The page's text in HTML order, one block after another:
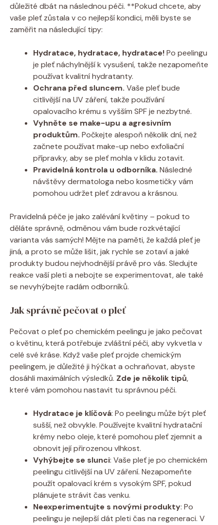
důležité dbát na následnou péči. **Pokud chcete, aby
vaše pleť zůstala v co nejlepší kondici, měli byste se
zaměřit na následující tipy:
Hydratace, hydratace, hydratace!Po peelingu
je pleť náchylnější k vysušení, takže nezapomeňte
používat kvalitní hydratanty.
Ochrana před sluncem. Vaše pleť bude
citlivější na UV záření, takže používání
opalovacího krému s vyšším SPF je nezbytné.
Vyhněte se make-upu a agresivním
produktům. Počkejte alespoň několik dní, než
začnete používat make-up nebo exfoliační
přípravky, aby se pleť mohla v klidu zotavit.
Pravidelná kontrola u odborníka. Následné
návštěvy dermatologa nebo kosmetičky vám
pomohou udržet pleť zdravou a krásnou.
Pravidelná péče je jako zalévání květiny – pokud to
děláte správně, odměnou vám bude rozkvétající
varianta vás samých! Mějte na paměti, že každá pleť je
jiná, a proto se může lišit, jak rychle se zotaví a jaké
produkty budou nejvhodnější právě pro vás. Sledujte
reakce vaší pleti a nebojte se experimentovat, ale také
se nevyhýbejte radám odborníků.
Jak správně pečovat o pleť
Pečovat o pleť po chemickém peelingu je jako pečovat
o květinu, která potřebuje zvláštní péči, aby vykvetla v
celé své kráse. Když vaše pleť projde chemickým
peelingem, je důležité ji hýčkat a ochraňovat, abyste
dosáhli maximálních výsledků. Zde je několik tipů,
které vám pomohou nastavit tu správnou péči.
Hydratace je klíčová: Po peelingu může být pleť
sušší, než obvykle. Používejte kvalitní hydratační
krémy nebo oleje, které pomohou pleť zjemnit a
obnovit její přirozenou vlhkost.
Vyhýbejte se slunci: Vaše pleť je po chemickém
peelingu citlivější na UV záření. Nezapomeňte
použít opalovací krém s vysokým SPF, pokud
plánujete strávit čas venku.
Neexperimentujte s novými produkty: Po
peelingu je nejlepší dát pleti čas na regeneraci. V